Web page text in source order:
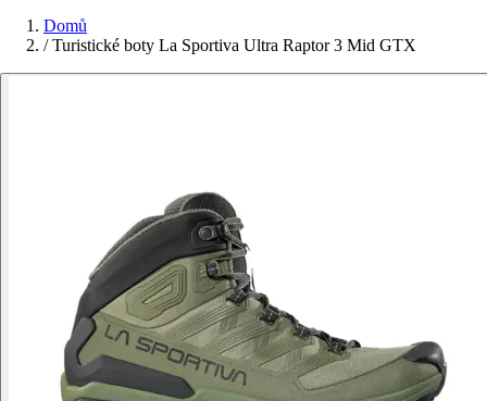
Domů
/ Turistické boty La Sportiva Ultra Raptor 3 Mid GTX